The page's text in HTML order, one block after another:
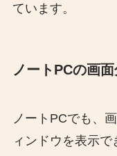
ています。
ノートPCの画
ノートPCでも、
ィンドウを表示で